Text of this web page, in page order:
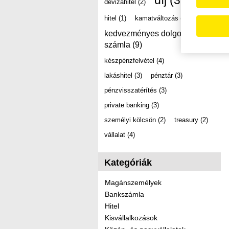
devizahitel (2)
hitel (1) kamatváltozás (2)
kedvezményes dolgozói
számla (9)
készpénzfelvétel (4)
lakáshitel (3) pénztár (3)
pénzvisszatérítés (3)
private banking (3)
személyi kölcsön (2) treasury (2)
vállalat (4)
Kategóriák
Magánszemélyek
Bankszámla
Hitel
Kisvállalkozások